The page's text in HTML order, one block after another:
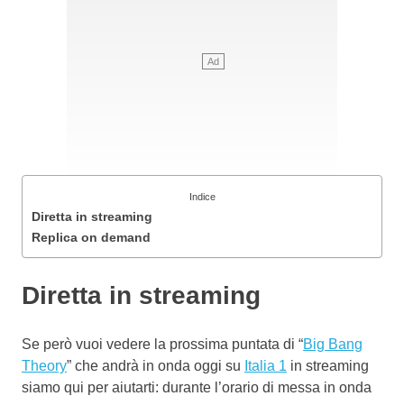
Indice
Diretta in streaming
Replica on demand
Diretta in streaming
Se però vuoi vedere la prossima puntata di “Big Bang
Theory” che andrà in onda oggi su Italia 1 in streaming
siamo qui per aiutarti: durante l’orario di messa in onda